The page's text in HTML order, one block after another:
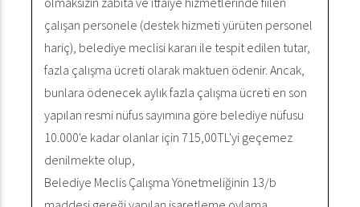
çalışan personele (destek hizmeti yürüten personel
hariç), belediye meclisi kararı ile tespit edilen tutar,
fazla çalışma ücreti olarak maktuen ödenir. Ancak,
bunlara ödenecek aylık fazla çalışma ücreti en son
yapılan resmi nüfus sayımına göre belediye nüfusu
10.000'e kadar olanlar için 715,00TL'yi geçemez
denilmekte olup,
Belediye Meclis Çalışma Yönetmeliğinin 13/b